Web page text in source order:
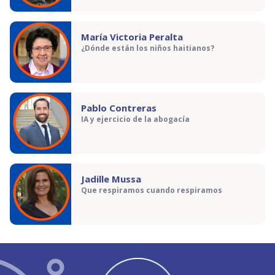
María Victoria Peralta
¿Dónde están los niños haitianos?
Pablo Contreras
IA y ejercicio de la abogacía
Jadille Mussa
Que respiramos cuando respiramos